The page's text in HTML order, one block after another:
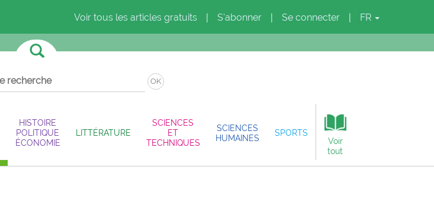
Voir tous les articles gratuits S'abonner Se connecter FR
OK
HISTOIRE
POLITIQUE
ÉCONOMIE
LITTÉRATURE
SCIENCES
ET
TECHNIQUES
SCIENCES
HUMAINES
SPORTS
Voir
tout